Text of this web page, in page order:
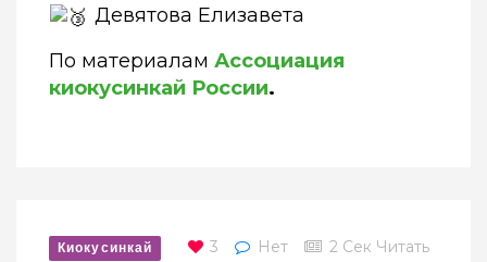
Девятова Елизавета
По материалам Ассоциация
киокусинкай России.
Киокусинкай 3 Нет 2 Сек Читать